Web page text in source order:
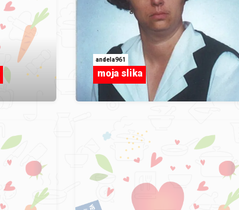
andela961
moja slika